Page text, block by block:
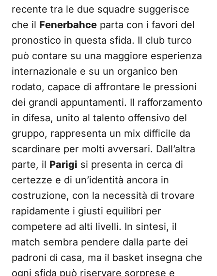
recente tra le due squadre suggerisce
che il Fenerbahce parta con i favori del
pronostico in questa sfida. Il club turco
può contare su una maggiore esperienza
internazionale e su un organico ben
rodato, capace di affrontare le pressioni
dei grandi appuntamenti. Il rafforzamento
in difesa, unito al talento offensivo del
gruppo, rappresenta un mix difficile da
scardinare per molti avversari. Dall’altra
parte, il Parigi si presenta in cerca di
certezze e di un’identità ancora in
costruzione, con la necessità di trovare
rapidamente i giusti equilibri per
competere ad alti livelli. In sintesi, il
match sembra pendere dalla parte dei
padroni di casa, ma il basket insegna che
ogni sfida può riservare sorprese e